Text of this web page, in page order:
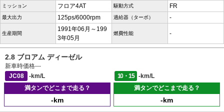
ミッション フロア4AT 駆動方式 FR
最大出力 125ps/6000rpm 過給器（ターボ） -
生産期間
1991年06月～199
3年05月
燃費性能 -
2.8 ブロアム ディーゼル
新車時価格---
JC08
-km/L 10・15
-km/L
満タンでどこまで走る？
-km
満タンでどこまで走る？
-km